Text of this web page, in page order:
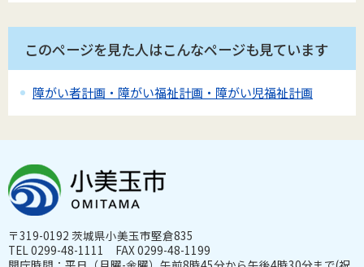
このページを見た人はこんなページも見ています
障がい者計画・障がい福祉計画・障がい児福祉計画
〒319-0192 茨城県小美玉市堅倉835
TEL 0299-48-1111 FAX 0299-48-1199